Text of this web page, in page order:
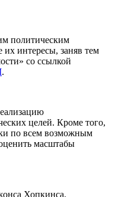
политическим
интересы, заняв тем
со ссылкой
.
целей. Кроме того,
по всем возможным
масштабы
Хопкинса,